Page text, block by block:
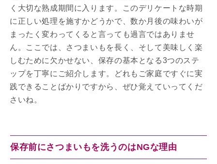
く大切な熟成期間に入ります。このデリケートな時期
に正しい処理を施すかどうかで、数か月後の味わいが
まったく変わってくると言っても過言ではありませ
ん。ここでは、さつまいもを長く、そして美味しく楽
しむために欠かせない、保存の基本となる3つのステ
ップを丁寧にご紹介します。どれもご家庭ですぐに実
践できることばかりですから、ぜひ覚えていってくだ
さいね。
保存前にさつまいもを洗うのはNGな理由